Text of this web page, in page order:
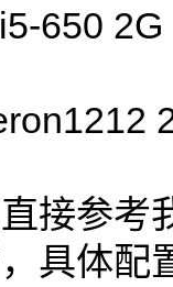
650
接参考
具体配